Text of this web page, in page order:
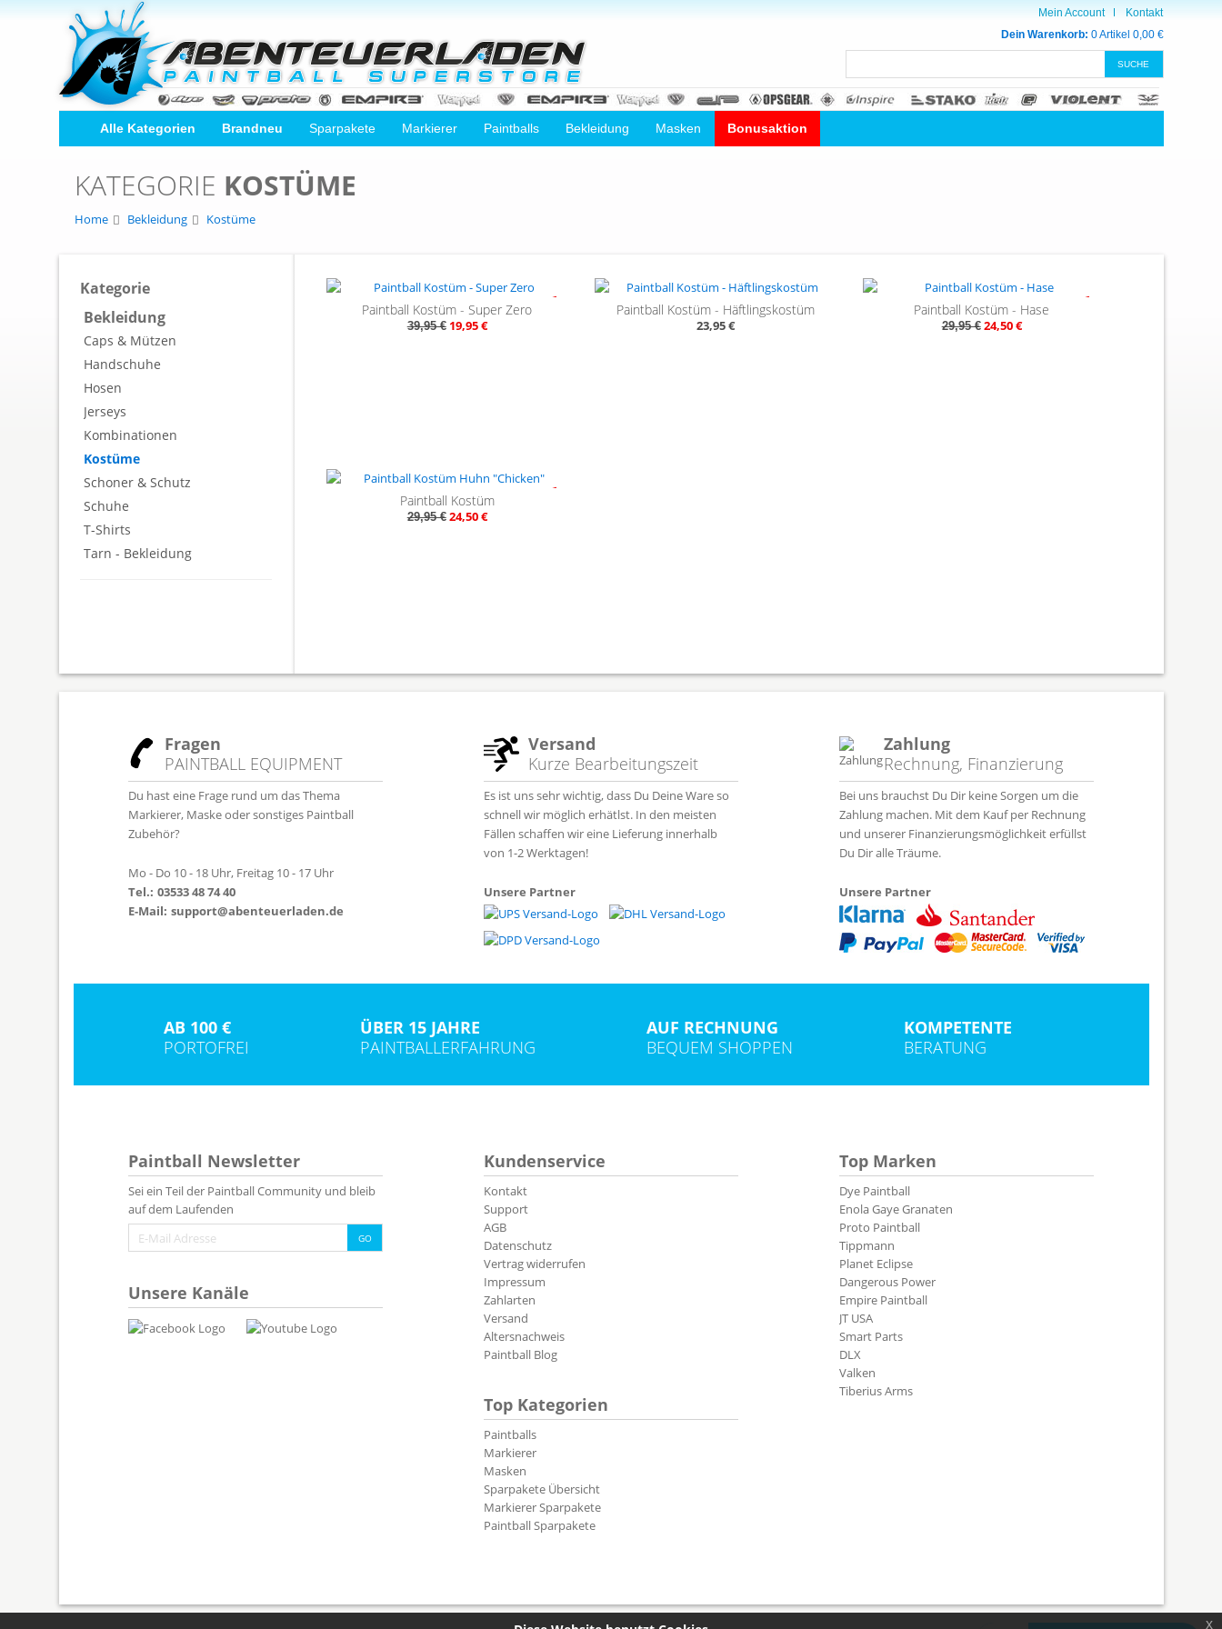
Mein Account
Kontakt
Dein Warenkorb: 0 Artikel 0,00 €
Alle Kategorien Brandneu Sparpakete Markierer Paintballs Bekleidung Masken Bonusaktion
KATEGORIE KOSTÜME
Home Bekleidung Kostüme
Kategorie
Bekleidung
Caps & Mützen
Handschuhe
Hosen
Jerseys
Kombinationen
Kostüme
Schoner & Schutz
Schuhe
T-Shirts
Tarn - Bekleidung
Paintball Kostüm - Super Zero
39,95 €19,95 €
Paintball Kostüm - Häftlingskostüm
23,95 €
Paintball Kostüm - Hase
29,95 €24,50 €
Paintball Kostüm
29,95 €24,50 €
Fragen
PAINTBALL EQUIPMENT
Du hast eine Frage rund um das Thema
Markierer, Maske oder sonstiges Paintball
Zubehör?
Mo - Do 10 - 18 Uhr, Freitag 10 - 17 Uhr
Tel.: 03533 48 74 40
E-Mail: support@abenteuerladen.de
Versand
Kurze Bearbeitungszeit
Es ist uns sehr wichtig, dass Du Deine Ware so
schnell wir möglich erhätlst. In den meisten
Fällen schaffen wir eine Lieferung innerhalb
von 1-2 Werktagen!
Unsere Partner
Zahlung
Rechnung, Finanzierung
Bei uns brauchst Du Dir keine Sorgen um die
Zahlung machen. Mit dem Kauf per Rechnung
und unserer Finanzierungsmöglichkeit erfüllst
Du Dir alle Träume.
Unsere Partner
AB 100 €
PORTOFREI
ÜBER 15 JAHRE
PAINTBALLERFAHRUNG
AUF RECHNUNG
BEQUEM SHOPPEN
KOMPETENTE
BERATUNG
Paintball Newsletter
Sei ein Teil der Paintball Community und bleib
auf dem Laufenden
Unsere Kanäle
Kundenservice
Kontakt
Support
AGB
Datenschutz
Vertrag widerrufen
Impressum
Zahlarten
Versand
Altersnachweis
Paintball Blog
Top Kategorien
Paintballs
Markierer
Masken
Sparpakete Übersicht
Markierer Sparpakete
Paintball Sparpakete
Top Marken
Dye Paintball
Enola Gaye Granaten
Proto Paintball
Tippmann
Planet Eclipse
Dangerous Power
Empire Paintball
JT USA
Smart Parts
DLX
Valken
Tiberius Arms
x